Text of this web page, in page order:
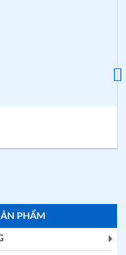
PHẨM